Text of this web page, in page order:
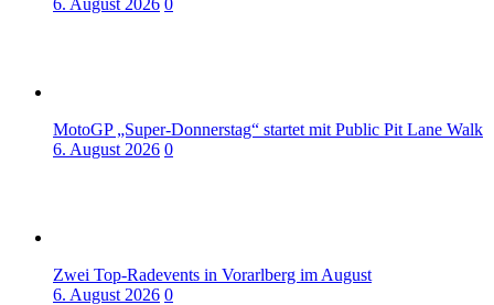
MotoGP „Super-Donnerstag“ startet mit Public Pit Lane Walk
6. August 2026 0
Zwei Top-Radevents in Vorarlberg im August
6. August 2026 0